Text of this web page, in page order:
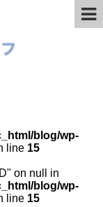
blog/wp-
line 15
on null in
blog/wp-
line 15